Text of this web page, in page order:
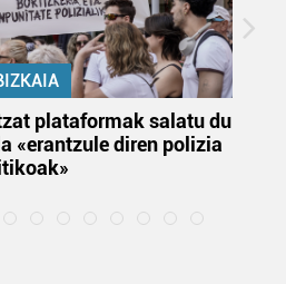
plataformak salatu du
«erantzule diren polizia